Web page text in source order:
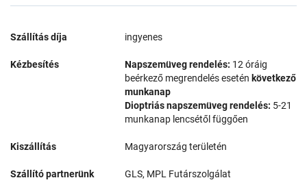
Szállítás díja ingyenes
Kézbesítés Napszemüveg rendelés: 12 óráig
beérkező megrendelés esetén következő
munkanap
Dioptriás napszemüveg rendelés: 5-21
munkanap lencsétől függően
Kiszállítás Magyarország területén
Szállító partnerünk GLS, MPL Futárszolgálat